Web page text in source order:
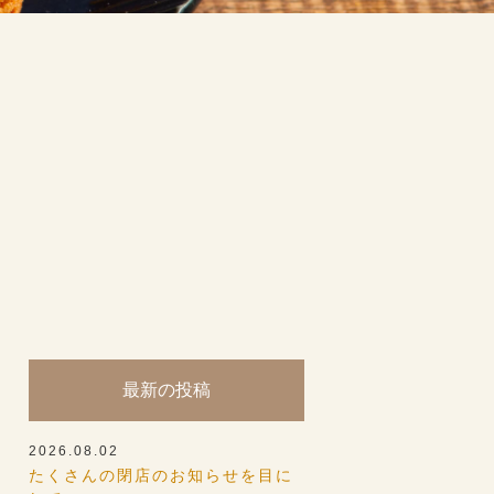
最新の投稿
2026.08.02
たくさんの閉店のお知らせを目に